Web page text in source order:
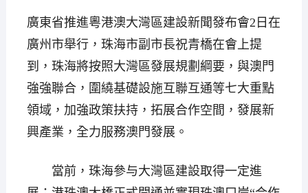
廣東省推進粵港澳大灣區建設新聞發布會2日在
廣州市舉行，珠海市副市長祝青橋在會上提
到，珠海將按照大灣區發展規劃綱要，與澳門
強強聯合，圍繞基礎設施互聯互通等七大重點
領域，加強政策扶持，拓展合作空間，發展新
興產業，全力服務澳門發展。
當前，珠海參与大灣區建設取得一定進